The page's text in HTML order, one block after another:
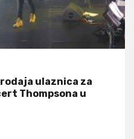
ulaznica za
Thompsona u